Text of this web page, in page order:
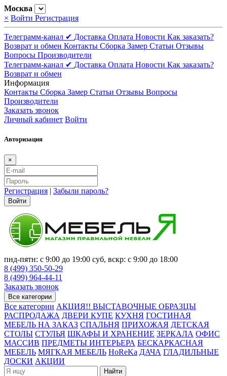
Москва
× Войти Регистрация
Телеграмм-канал ✔ Доставка Оплата Новости Как заказать?
Возврат и обмен Контакты Сборка Замер Статьи Отзывы
Вопросы Производители
Телеграмм-канал ✔ Доставка Оплата Новости Как заказать?
Возврат и обмен
Информация
Контакты Сборка Замер Статьи Отзывы Вопросы
Производители
Заказать звонок
Личный кабинет Войти
Авторизация
×
Регистрация | Забыли пароль?
Войти
пнд-пятн: с 9:00 до 19:00 суб, вскр: с 9:00 до 18:00
8 (499) 350-50-29
8 (499) 964-44-11
Заказать звонок
Все категории
Все категории АКЦИЯ!! ВЫСТАВОЧНЫЕ ОБРАЗЦЫ
РАСПРОДАЖА ДВЕРИ КУПЕ КУХНЯ ГОСТИНАЯ
МЕБЕЛЬ НА ЗАКАЗ СПАЛЬНЯ ПРИХОЖАЯ ДЕТСКАЯ
СТОЛЫ СТУЛЬЯ ШКАФЫ И ХРАНЕНИЕ ЗЕРКАЛА ОФИС
МАССИВ ПРЕДМЕТЫ ИНТЕРЬЕРА БЕСКАРКАСНАЯ
МЕБЕЛЬ МЯГКАЯ МЕБЕЛЬ HoReKa ДАЧА ГЛАДИЛЬНЫЕ
ДОСКИ АКЦИИ
Найти